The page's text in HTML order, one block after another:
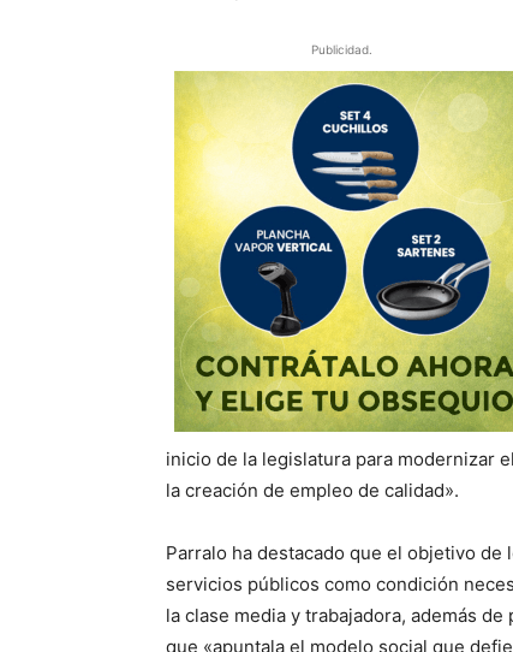
Publicidad.
inicio de la legislatura para modernizar
la creación de empleo de calidad».
Parralo ha destacado que el objetivo
servicios públicos como condición
la clase media y trabajadora, además
que «apuntala el modelo social que